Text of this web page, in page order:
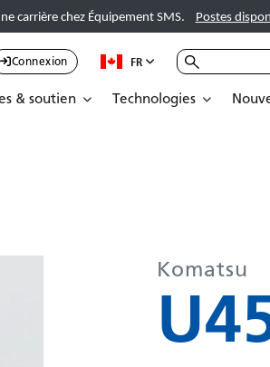
carrière chez Équipement SMS. Postes
Connexion FR
& soutien Technologies
Komatsu